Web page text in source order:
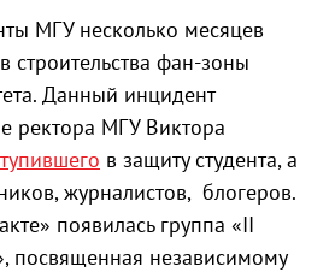
МГУ несколько месяцев
строительства фан-зоны
Данный инцидент
ректора МГУ Виктора
в защиту студента, а
журналистов, блогеров.
появилась группа «II
посвященная независимому